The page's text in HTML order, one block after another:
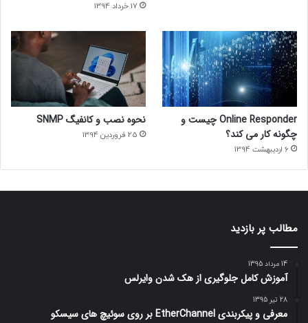
17 خرداد 1394
Online Responder چیست و
چگونه کار می کند؟
6 اردیبهشت 1394
نحوه نصب و کانفیگ SNMP
25 فروردین 1394
مطالب پر بازدید
14 مرداد 1395
آموزش کامل جلوگیری از هک شدن وایرلس
28 تیر 1395
معرفی و پیکربندی EtherChannel بر روی سوئیچ های سیسکو